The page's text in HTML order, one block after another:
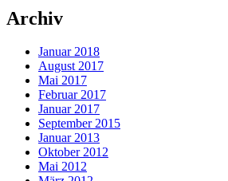
Archiv
Januar 2018
August 2017
Mai 2017
Februar 2017
Januar 2017
September 2015
Januar 2013
Oktober 2012
Mai 2012